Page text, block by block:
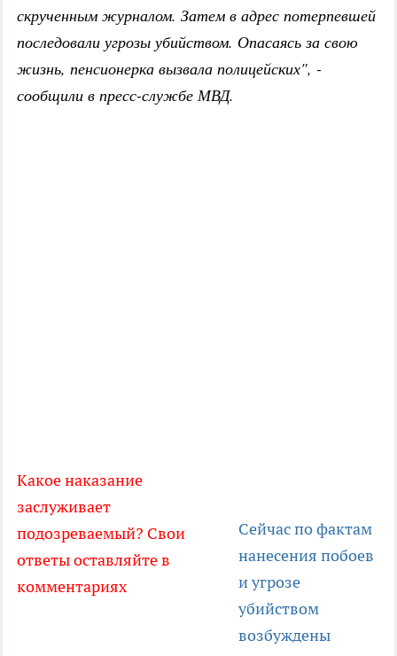
скрученным журналом. Затем в адрес потерпевшей
последовали угрозы убийством. Опасаясь за свою
жизнь, пенсионерка вызвала полицейских", -
сообщили в пресс-службе МВД.
Какое наказание
заслуживает
подозреваемый? Свои
ответы оставляйте в
комментариях
Сейчас по фактам
нанесения побоев
и угрозе
убийством
возбуждены